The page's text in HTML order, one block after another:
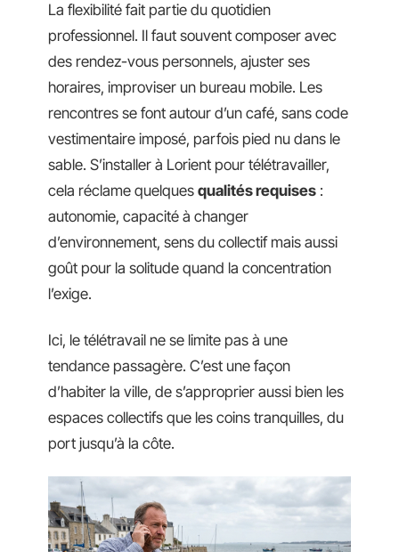
La flexibilité fait partie du quotidien
professionnel. Il faut souvent composer avec
des rendez-vous personnels, ajuster ses
horaires, improviser un bureau mobile. Les
rencontres se font autour d’un café, sans code
vestimentaire imposé, parfois pied nu dans le
sable. S’installer à Lorient pour télétravailler,
cela réclame quelques qualités requises :
autonomie, capacité à changer
d’environnement, sens du collectif mais aussi
goût pour la solitude quand la concentration
l’exige.
Ici, le télétravail ne se limite pas à une
tendance passagère. C’est une façon
d’habiter la ville, de s’approprier aussi bien les
espaces collectifs que les coins tranquilles, du
port jusqu’à la côte.